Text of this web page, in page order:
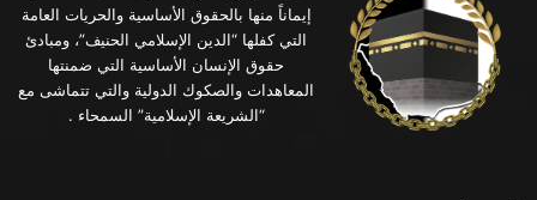
إيماناً منها بالحقوق الأساسية والحريات العامة
التي كفلها “الدين الإسلامي الحنيف”، ومبادئ
حقوق الإنسان الأساسية التي ضمنتها
المعاهدات والصكوك الدولية والتي تتماشى مع
“الشريعة الإسلامية” السمحاء .